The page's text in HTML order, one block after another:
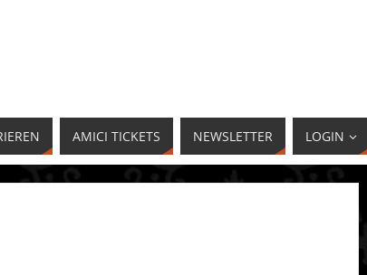
AMICI TICKETS NEWSLETTER LOGIN